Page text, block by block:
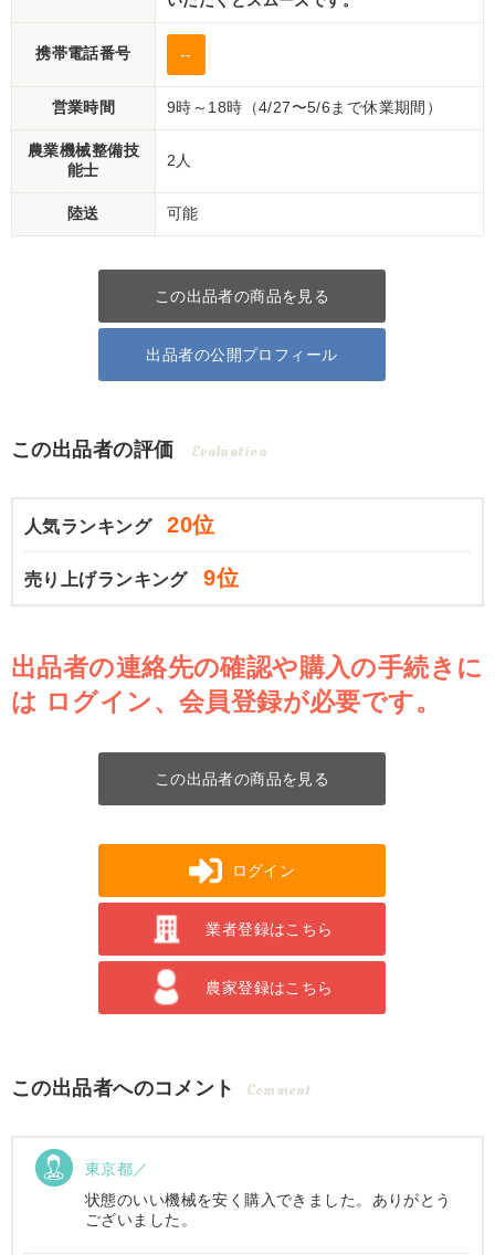
携帯電話番号 --
営業時間 9時～18時（4/27〜5/6まで休業期間）
農業機械整備技
能士
2人
陸送 可能
この出品者の商品を見る
出品者の公開プロフィール
この出品者の評価 Evaluation
人気ランキング 20位
売り上げランキング 9位
出品者の連絡先の確認や購入の手続きに
は ログイン、会員登録が必要です。
この出品者の商品を見る
ログイン
業者登録はこちら
農家登録はこちら
この出品者へのコメント Comment
東京都／
状態のいい機械を安く購入できました。ありがとう
ございました。